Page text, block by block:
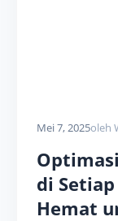
Mei 7, 2025oleh
di
Hemat